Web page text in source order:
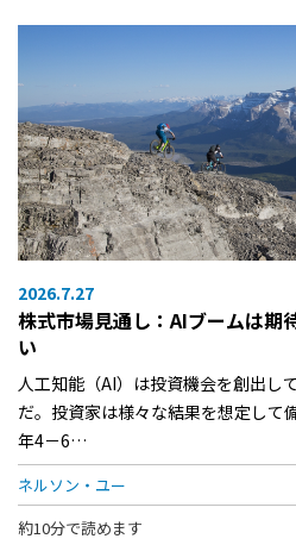
2026.7.27
株式市場見通し：AIブームは期
い
人工知能（AI）は投資機会を創出し
だ。投資家は様々な結果を想定して
年4－6…
ネルソン・ユー
約10分で読めます